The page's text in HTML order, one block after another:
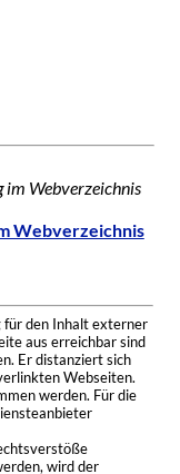
im Webverzeichnis
Webverzeichnis
den Inhalt externer
aus erreichbar sind
Er distanziert sich
Webseiten.
werden. Für die
wird der